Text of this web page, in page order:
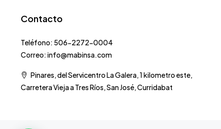
Contacto
Teléfono: 506-2272-0004
Correo: info@mabinsa.com
Pinares, del Servicentro La Galera, 1 kilometro este,
Carretera Vieja a Tres Ríos, San José, Curridabat